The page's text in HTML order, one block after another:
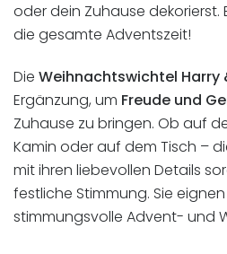
oder dein Zuhause dekorierst.
die gesamte Adventszeit!
Die Weihnachtswichtel Harry
Ergänzung, um Freude und
Zuhause zu bringen. Ob auf
Kamin oder auf dem Tisch –
mit ihren liebevollen Details
festliche Stimmung. Sie
stimmungsvolle Advent- und